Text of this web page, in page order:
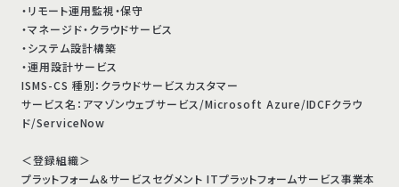
・リモート運用監視・保守
・マネージド・クラウドサービス
・システム設計構築
・運用設計サービス
ISMS-CS 種別：クラウドサービスカスタマー
サービス名：アマゾンウェブサービス/Microsoft Azure/IDCFクラウ
ド/ServiceNow
＜登録組織＞
プラットフォーム＆サービスセグメント ITプラットフォームサービス事業本